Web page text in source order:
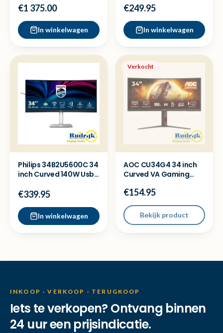
monitor
€1 375.00
In winkelwagen
C
€249.95
In winkelwagen
Philips 34B2U5600C 34
inch Curved 140W Usb
€339.95
In winkelwagen
Verkocht
AOC CU34G4 34 inch
Curved VA Gaming
Nieuw
€154.95
Bekijk product
INKOOP · VERKOOP · TERUGKOOP
Iets te verkopen? Ontvang binnen
24 uur een prijsindicatie.